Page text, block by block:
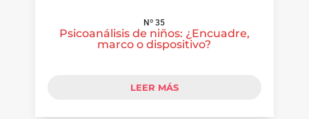
Nº 35
Psicoanálisis de niños: ¿Encuadre,
marco o dispositivo?
LEER MÁS